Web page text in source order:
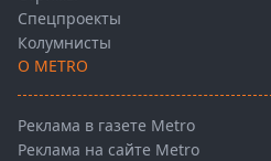
Спецпроекты
Колумнисты
О METRO
Реклама в газете Metro
Реклама на сайте Metro